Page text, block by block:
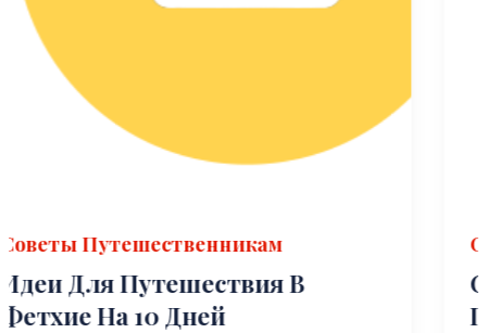
Советы Путешественникам
Самые Красивые Места Для
Посещения В Анкаре, Турция